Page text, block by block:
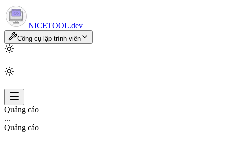
NICETOOL.dev
Công cụ lập trình viên
Quảng cáo
...
Quảng cáo